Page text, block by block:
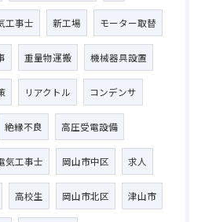
工事士 新工場 モーター取替
重量物運搬 機械器具設置
リアクトル コンデンサ
絶縁不良 高圧受電設備
気工事士 岡山市中区 求人
高校生 岡山市北区 津山市